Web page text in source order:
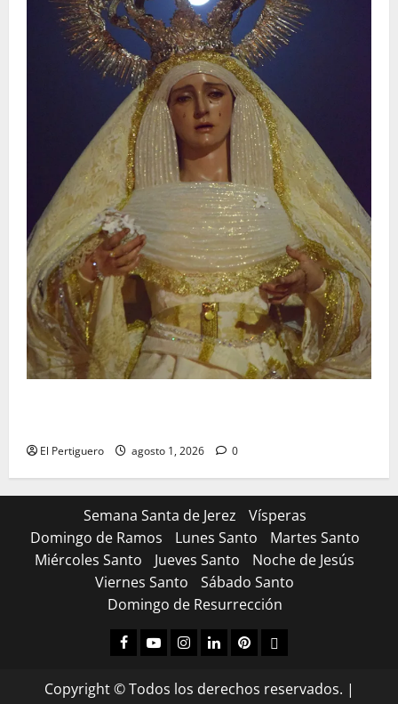
El Pertiguero agosto 1, 2026 0
Semana Santa de Jerez
Vísperas
Domingo de Ramos
Lunes Santo
Martes Santo
Miércoles Santo
Jueves Santo
Noche de Jesús
Viernes Santo
Sábado Santo
Domingo de Resurrección
Facebook
YoutubeInstagram
LinkedPinterestDribbble
Copyright © Todos los derechos reservados. |